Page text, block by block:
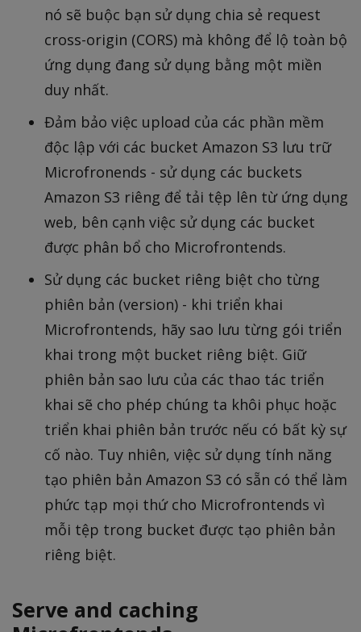
nó sẽ buộc bạn sử dụng chia sẻ request
cross-origin (CORS) mà không để lộ toàn bộ
ứng dụng đang sử dụng bằng một miền
duy nhất.
Đảm bảo việc upload của các phần mềm
độc lập với các bucket Amazon S3 lưu trữ
Microfronends - sử dụng các buckets
Amazon S3 riêng để tải tệp lên từ ứng dụng
web, bên cạnh việc sử dụng các bucket
được phân bổ cho Microfrontends.
Sử dụng các bucket riêng biệt cho từng
phiên bản (version) - khi triển khai
Microfrontends, hãy sao lưu từng gói triển
khai trong một bucket riêng biệt. Giữ
phiên bản sao lưu của các thao tác triển
khai sẽ cho phép chúng ta khôi phục hoặc
triển khai phiên bản trước nếu có bất kỳ sự
cố nào. Tuy nhiên, việc sử dụng tính năng
tạo phiên bản Amazon S3 có sẵn có thể làm
phức tạp mọi thứ cho Microfrontends vì
mỗi tệp trong bucket được tạo phiên bản
riêng biệt.
Serve and caching